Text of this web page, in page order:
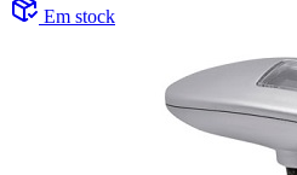
Em stock